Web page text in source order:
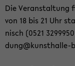
Die Ver­an­stal­tung
von 18 bis 21 Uhr
nisch (0521
dung@kunsthalle-​